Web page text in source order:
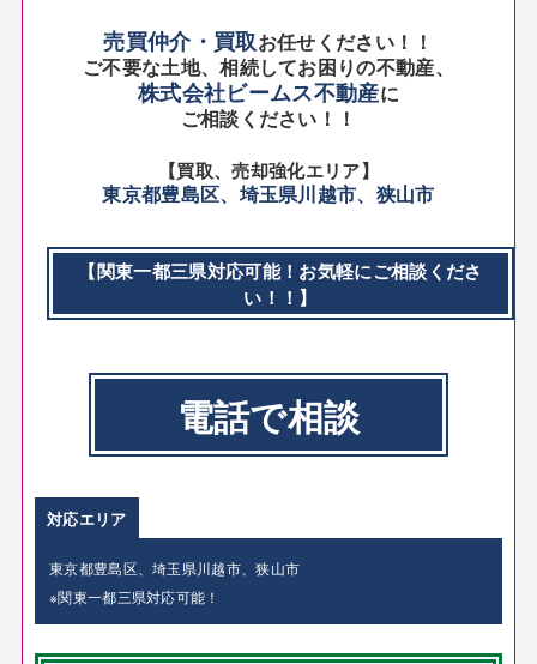
売買仲介・買取お任せください！！
ご不要な土地、相続してお困りの不動産、
株式会社ビームス不動産に
ご相談ください！！
【買取、売却強化エリア】
東京都豊島区、埼玉県川越市、狭山市
【関東一都三県対応可能！お気軽にご相談くださ
い！！】
電話で相談
対応エリア
東京都豊島区、埼玉県川越市、狭山市
※関東一都三県対応可能！